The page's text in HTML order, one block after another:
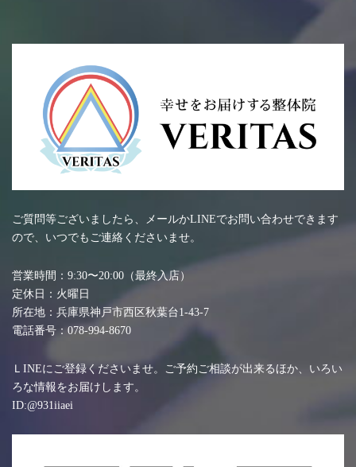
ご質問等ございましたら、メールかLINEでお問い合わせできます
ので、いつでもご連絡くださいませ。
営業時間：9:30〜20:00（最終入店）
定休日：火曜日
所在地：兵庫県神戸市西区秋葉台1-43-7
電話番号：078-994-8670
ＬINEにご登録くださいませ。ご予約ご相談が出来るほか、いろい
ろな情報をお届けします。
ID:@931iiaei